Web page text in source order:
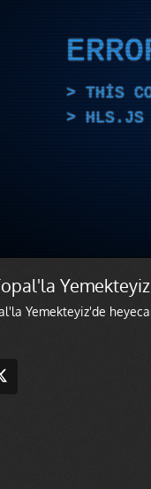
THIS
HLS.JS
Yemekteyiz
Yemekteyiz'de